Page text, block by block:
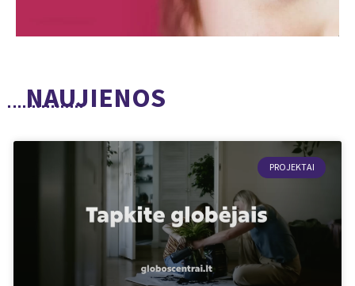
NAUJIENOS
PROJEKTAI